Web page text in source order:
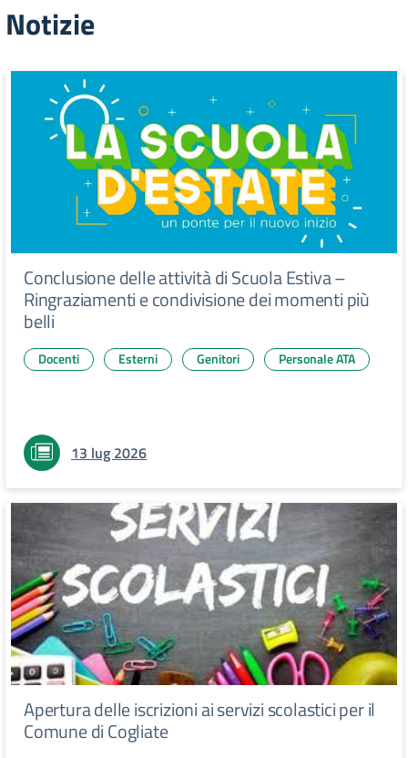
Notizie
Conclusione delle attività di Scuola Estiva –
Ringraziamenti e condivisione dei momenti più
belli
Docenti Esterni Genitori Personale ATA
13 lug 2026
Apertura delle iscrizioni ai servizi scolastici per il
Comune di Cogliate